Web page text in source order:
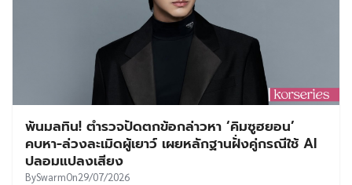
พ้นมลทิน! ตำรวจปัดตกข้อกล่าวหา ‘คิมซูฮยอน’
คบหา-ล่วงละเมิดผู้เยาว์ เผยหลักฐานฝั่งคู่กรณีใช้ AI
ปลอมแปลงเสียง
BySwarmOn29/07/2026